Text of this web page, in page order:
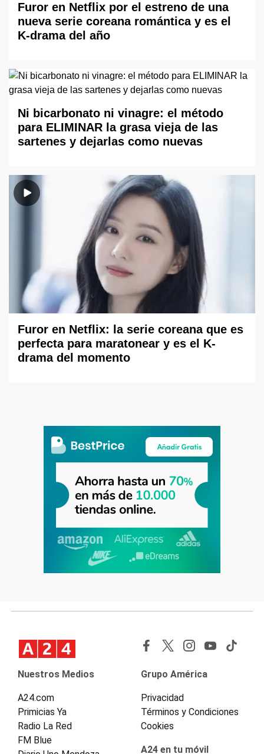
Furor en Netflix por el estreno de una
nueva serie coreana romántica y es el
K-drama del año
Ni bicarbonato ni vinagre: el método
para ELIMINAR la grasa vieja de las
sartenes y dejarlas como nuevas
Furor en Netflix: la serie coreana que es
perfecta para maratonear y es el K-
drama del momento
Nuestros Medios
A24.com
Primicias Ya
Radio La Red
FM Blue
Grupo América
Privacidad
Términos y Condiciones
Cookies
A24 en tu móvil